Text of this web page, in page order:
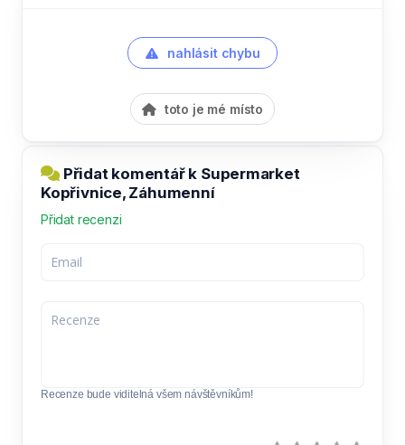
nahlásit chybu
toto je mé místo
Přidat komentář k Supermarket
Kopřivnice, Záhumenní
Přidat recenzi
Recenze bude viditelná všem návštěvníkům!